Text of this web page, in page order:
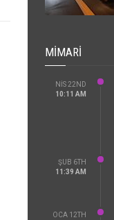
MIMARI
NIS 22ND
10:11 AM
ŞUB 6TH
11:39 AM
OCA 12TH